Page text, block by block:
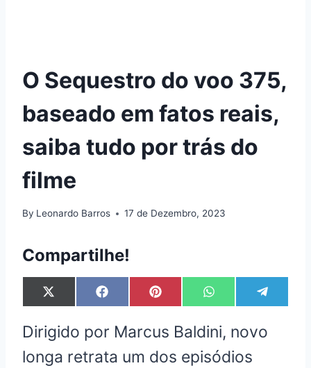
O Sequestro do voo 375,
baseado em fatos reais,
saiba tudo por trás do
filme
By Leonardo Barros 17 de Dezembro, 2023
Compartilhe!
S
h
a
r
o
X
(
T
w
t
S
h
r
o
F
a
e
o
S
h
r
o
P
i
t
r
S
h
a
r
e
o
W
h
a
t
s
A
S
h
r
e
Dirigido por Marcus Baldini, novo
longa retrata um dos episódios